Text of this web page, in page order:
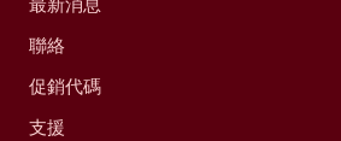
聯絡
促銷代碼
支援